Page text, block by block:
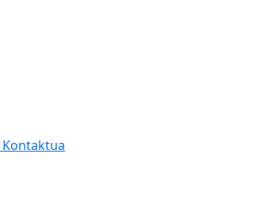
Kontaktua